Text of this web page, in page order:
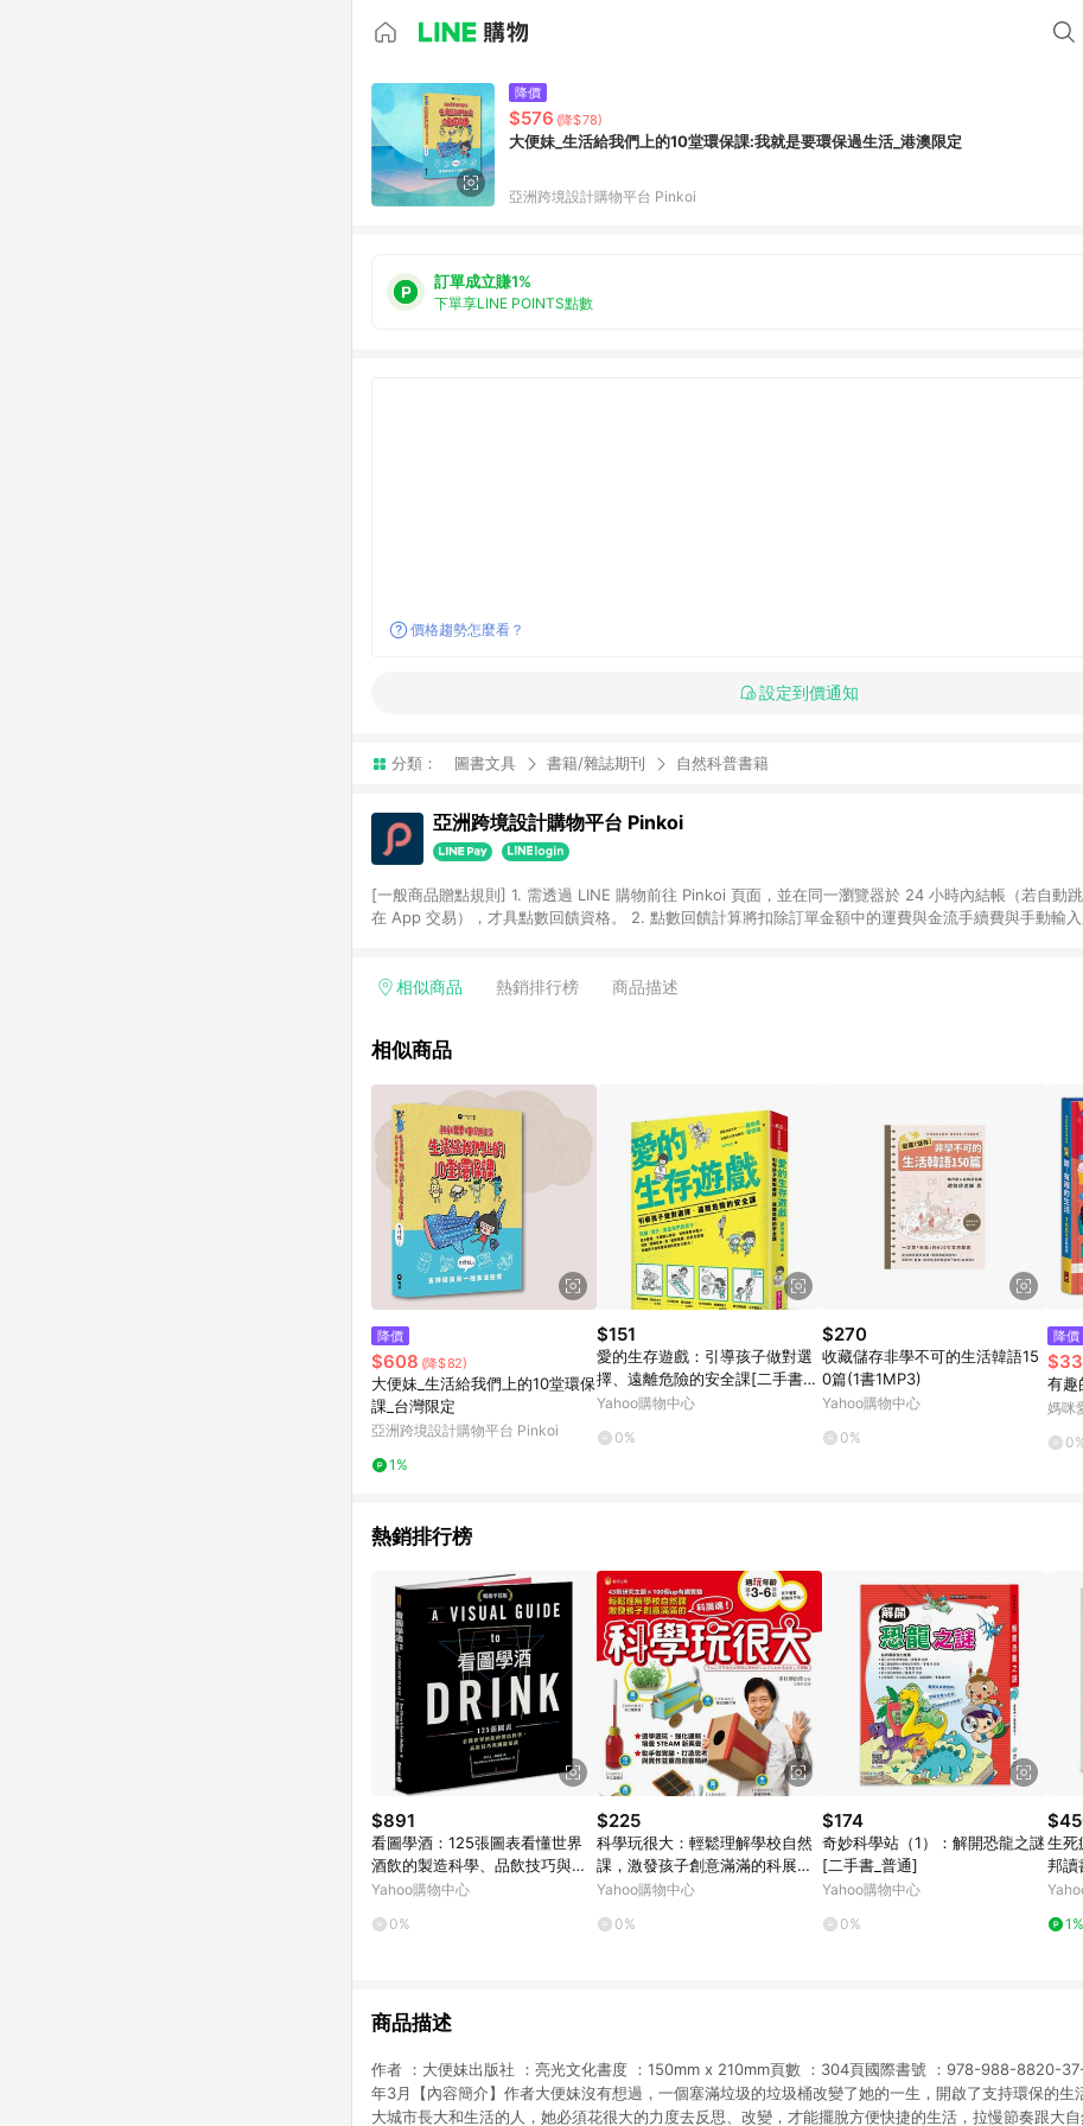
降價
$576 (降$78)
大便妹_生活給我們上的10堂環保課:我就是要環保過生活_港澳限定
亞洲跨境設計購物平台 Pinkoi
訂單成立賺1%
下單享LINE POINTS點數
價格趨勢怎麼看？
設定到價通知
分類： 圖書文具 書籍/雜誌期刊 自然科普書籍
亞洲跨境設計購物平台 Pinkoi
[一般商品贈點規則] 1. 需透過 LINE 購物前往 Pinkoi 頁面，並在同一瀏覽器於 24 小時內結帳（若自動
在 App 交易），才具點數回饋資格。 2. 點數回饋計算將扣除訂單金額中的運費與金流手續費與手動輸
格，部分退款不在此限。 6. APP 請更新至Android v4.6.0 / iOS v4.1.5 以上才具贈點資格。 7. 點數將於
使用規則請以點數紅包活動說明為準。 11. 若於 LINE 購物前往 Pinkoi 頁面後才首次下載 Pinkoi APP 並
相似商品 熱銷排行榜 商品描述
相似商品
降價
$608 (降$82)
大便妹_生活給我們上的10堂環保
課_台灣限定
亞洲跨境設計購物平台 Pinkoi
1%
$151
愛的生存遊戲：引導孩子做對選
擇、遠離危險的安全課[二手書_
良好]
Yahoo購物中心
0%
$270
收藏儲存非學不可的生活韓語15
0篇(1書1MP3)
Yahoo購物中心
0%
降價
有趣
媽咪
熱銷排行榜
$891
看圖學酒：125張圖表看懂世界
酒飲的製造科學、品飲技巧與關
鍵知識(暢銷平裝版)
Yahoo購物中心
0%
$225
科學玩很大：輕鬆理解學校自然
課，激發孩子創意滿滿的科展魂
[二手書_良好]
Yahoo購物中心
0%
$174
奇妙科學站（1）：解開恐龍之謎
[二手書_普通]
Yahoo購物中心
0%
生死
邦讀
1%
商品描述
作者 ：大便妹出版社 ：亮光文化書度 ：150mm x 210mm頁數 ：304頁國際書號 ：978-988-8820-
年3月【內容簡介】作者大便妹沒有想過，一個塞滿垃圾的垃圾桶改變了她的一生，開啟了支持環保的生
大城市長大和生活的人，她必須花很大的力度去反思、改變，才能擺脫方便快捷的生活，拉慢節奏跟大